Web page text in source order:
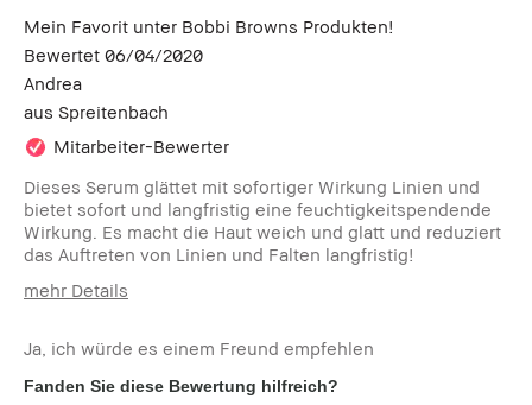
Mein Favorit unter Bobbi Browns Produkten!
Bewertet 06/04/2020
Andrea
aus Spreitenbach
Mitarbeiter-Bewerter
Dieses Serum glättet mit sofortiger Wirkung Linien und
bietet sofort und langfristig eine feuchtigkeitspendende
Wirkung. Es macht die Haut weich und glatt und reduziert
das Auftreten von Linien und Falten langfristig!
mehr Details
Hauttyp
Trocken
Hautton
Hell - Mittel
Ja, ich würde es einem Freund empfehlen
Fanden Sie diese Bewertung hilfreich?